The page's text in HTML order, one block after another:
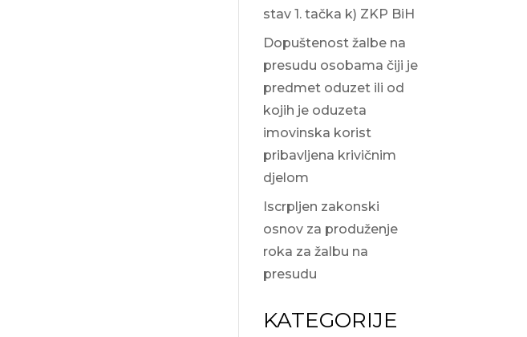
stav 1. tačka k) ZKP BiH
Dopuštenost žalbe na
presudu osobama čiji je
predmet oduzet ili od
kojih je oduzeta
imovinska korist
pribavljena krivičnim
djelom
Iscrpljen zakonski
osnov za produženje
roka za žalbu na
presudu
KATEGORIJE